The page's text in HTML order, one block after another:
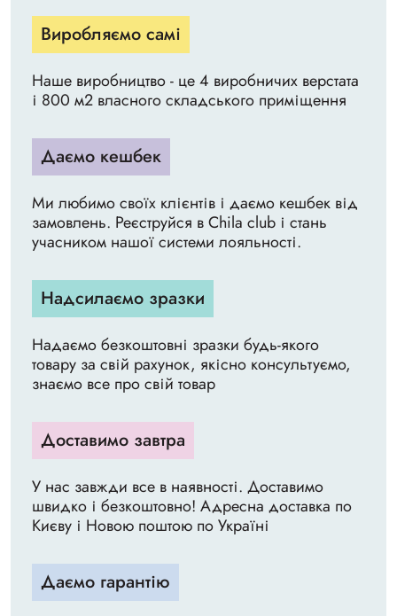
Виробляємо самі
Наше виробництво - це 4 виробничих верстата
і 800 м2 власного складського приміщення
Даємо кешбек
Ми любимо своїх клієнтів і даємо кешбек від
замовлень. Реєструйся в Chila club і стань
учасником нашої системи лояльності.
Надсилаємо зразки
Надаємо безкоштовні зразки будь-якого
товару за свій рахунок, якісно консультуємо,
знаємо все про свій товар
Доставимо завтра
У нас завжди все в наявності. Доставимо
швидко і безкоштовно! Адресна доставка по
Києву і Новою поштою по Україні
Даємо гарантію